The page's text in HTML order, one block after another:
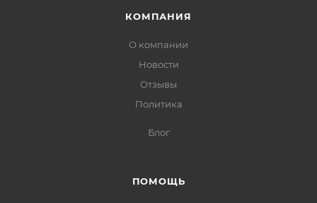
КОМПАНИЯ
О компании
Новости
Отзывы
Политика
Блог
ПОМОЩЬ